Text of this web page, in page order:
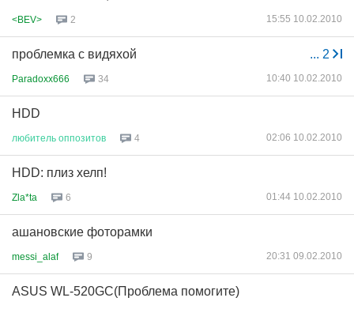
<BEV> 2 15:55 10.02.2010
... 2
проблемка с видяхой
Paradoxx666 34 10:40 10.02.2010
HDD
любитель оппозитов 4 02:06 10.02.2010
HDD: плиз хелп!
Zla*ta 6 01:44 10.02.2010
ашановские фоторамки
messi_alaf 9 20:31 09.02.2010
ASUS WL-520GC(Проблема помогите)